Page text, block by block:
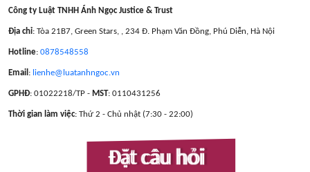
Công ty Luật TNHH Ánh Ngọc Justice & Trust
Địa chỉ: Tòa 21B7, Green Stars, , 234 Đ. Phạm Văn Đồng, Phú Diễn, Hà Nội
Hotline: 0878548558
Email : lienhe@luatanhngoc.vn
GPHĐ: 01022218/TP - MST: 0110431256
Thời gian làm việc: Thứ 2 - Chủ nhật (7:30 - 22:00)
Đặt câu hỏi